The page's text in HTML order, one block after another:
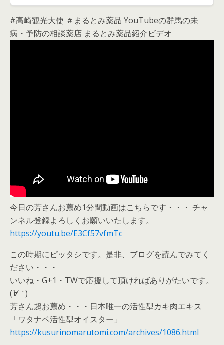
#高崎観光大使 ＃まるとみ薬品 YouTubeの群馬の未
病・予防の相談薬店 まるとみ薬品紹介ビデオ
今日の芳さんお薦め1分間動画はこちらです・・・ チャ
ンネル登録よろしくお願いいたします。
https://youtu.be/E3Cf57vfmTc
この時期にピッタシです。是非、ブログを読んでみてく
ださい・・・
いいね・G+1・TWで応援して頂ければありがたいです。
(´∀｀)
芳さん超お薦め・・・日本唯一の活性型カキ肉エキス
「ワタナベ活性型オイスター」
https://kusurinomarutomi.com/archives/1086.html